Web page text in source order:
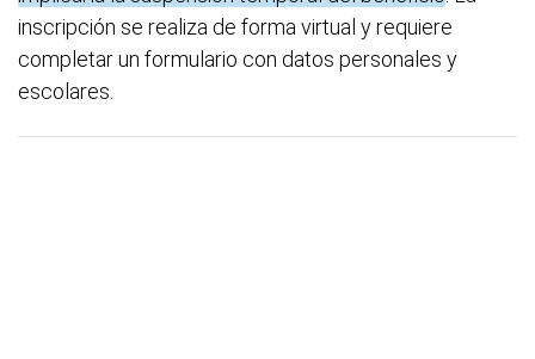
inscripción se realiza de forma virtual y requiere
completar un formulario con datos personales y
escolares.